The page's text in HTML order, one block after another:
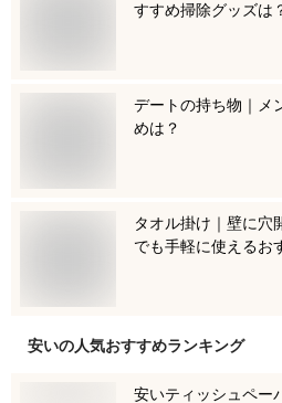
すすめ掃除グッズは
デートの持ち物｜メ
めは？
タオル掛け｜壁に穴
でも手軽に使えるお
安いの人気おすすめランキング
安いティッシュペー